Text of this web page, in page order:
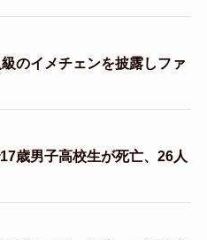
のイメチェンを披露しファ
歳男子高校生が死亡、26人